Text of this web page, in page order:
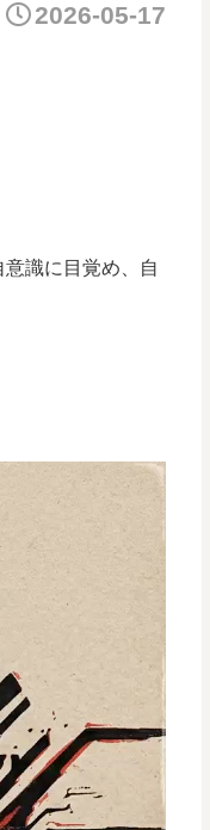
2026-05-17
識に目覚め、自